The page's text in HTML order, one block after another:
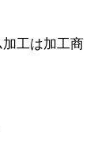
工は加工商